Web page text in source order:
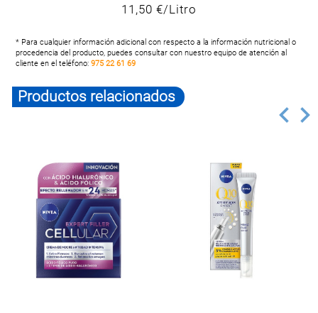
11,50 €/Litro
* Para cualquier información adicional con respecto a la información nutricional o
procedencia del producto, puedes consultar con nuestro equipo de atención al
cliente en el teléfono:975 22 61 69
Productos relacionados